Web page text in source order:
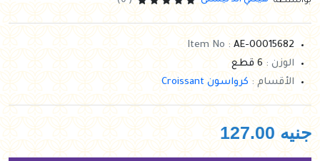
Item No :AE-00015682
الوزن :6 قطع
الأقسام : كرواسون Croissant
جنيه 127.00